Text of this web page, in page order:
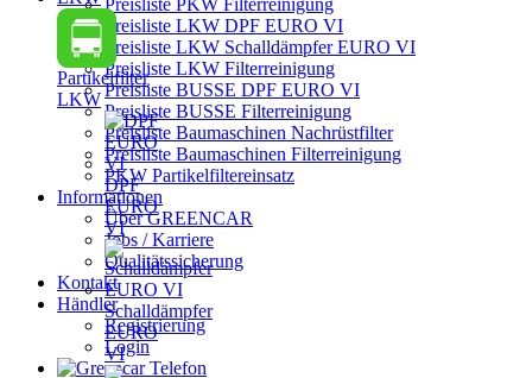
Partikelfilter
LKW
DPF
EURO
VI
Schalldämpfer
EURO
VI
Preisliste PKW Filterreinigung
Preisliste LKW DPF EURO VI
Preisliste LKW Schalldämpfer EURO VI
Preisliste LKW Filterreinigung
Preisliste BUSSE DPF EURO VI
Preisliste BUSSE Filterreinigung
Preisliste Baumaschinen Nachrüstfilter
Preisliste Baumaschinen Filterreinigung
PKW Partikelfiltereinsatz
Informationen
Über GREENCAR
Jobs / Karriere
Qualitätssicherung
Kontakt
Händler
Registrierung
Login